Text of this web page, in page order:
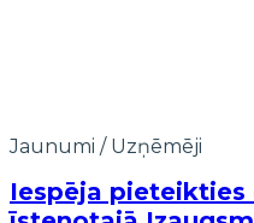
Jaunumi / Uzņēmēji
Iespēja pieteikties